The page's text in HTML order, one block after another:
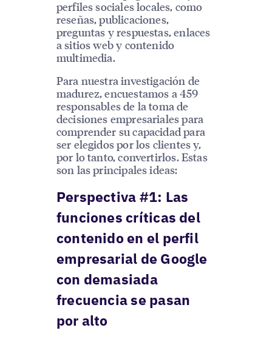
perfiles sociales locales, como
reseñas, publicaciones,
preguntas y respuestas, enlaces
a sitios web y contenido
multimedia.
Para nuestra investigación de
madurez, encuestamos a 459
responsables de la toma de
decisiones empresariales para
comprender su capacidad para
ser elegidos por los clientes y,
por lo tanto, convertirlos. Estas
son las principales ideas:
Perspectiva #1: Las
funciones críticas del
contenido en el perfil
empresarial de Google
con demasiada
frecuencia se pasan
por alto